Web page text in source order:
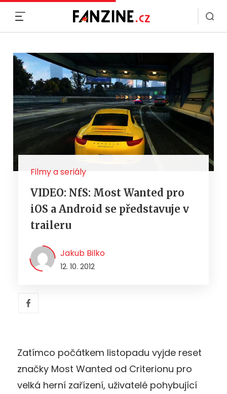
Filmy a seriály
VIDEO: NfS: Most Wanted pro
iOS a Android se představuje v
traileru
Jakub Bilko
12. 10. 2012
Zatímco počátkem listopadu vyjde reset
značky Most Wanted od Criterionu pro
velká herní zařízení, uživatelé pohybující